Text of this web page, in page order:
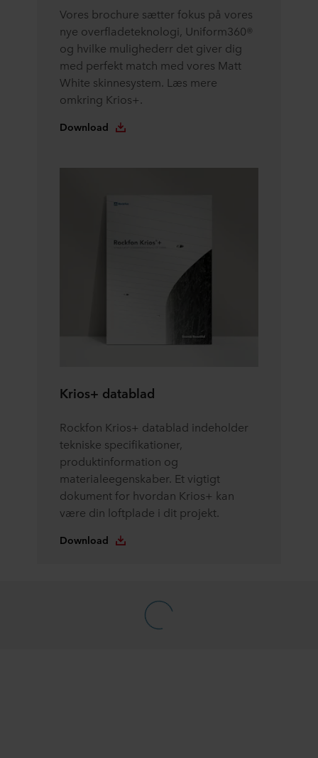
Vores brochure sætter fokus på vores
nye overfladeteknologi, Uniform360®
og hvilke mulighederr det giver dig
med perfekt match med vores Matt
White skinnesystem. Læs mere
omkring Krios+.
Download
Krios+ datablad
Rockfon Krios+ datablad indeholder
tekniske specifikationer,
produktinformation og
materialeegenskaber. Et vigtigt
dokument for hvordan Krios+ kan
være din loftplade i dit projekt.
Download